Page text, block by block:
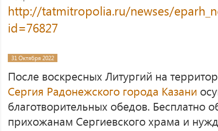
http://tatmitropolia.ru/newses/
id=76827
31 Октября 2022
После воскресных Литургий на
Сергия Радонежского города Казани
благотворительных обедов. Бесплатно
прихожанам Сергиевского храма и